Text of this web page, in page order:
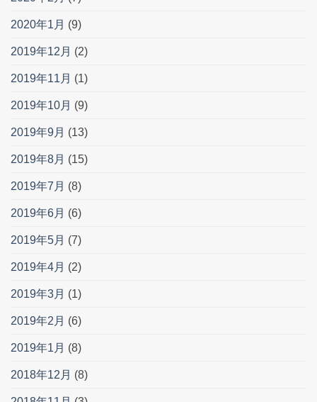
2020年1月 (9)
2019年12月 (2)
2019年11月 (1)
2019年10月 (9)
2019年9月 (13)
2019年8月 (15)
2019年7月 (8)
2019年6月 (6)
2019年5月 (7)
2019年4月 (2)
2019年3月 (1)
2019年2月 (6)
2019年1月 (8)
2018年12月 (8)